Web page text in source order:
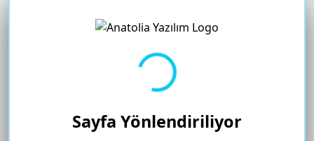
Yükleniyor...
Sayfa Yönlendiriliyor